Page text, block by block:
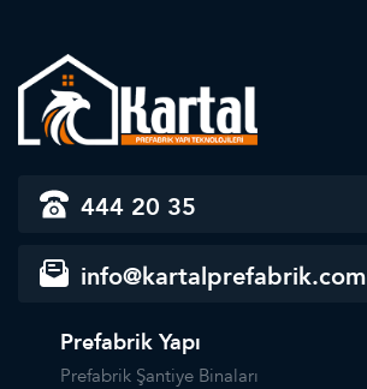
444 20 35
info@kartalprefabrik.com
Prefabrik Yapı
Prefabrik Şantiye Binaları